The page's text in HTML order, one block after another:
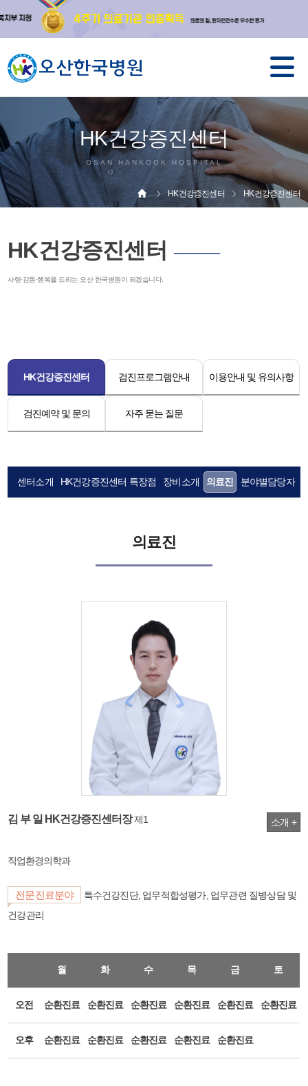
HK건강증진센터
OSAN HANKOOK HOSPITAL
HK건강증진센터 HK건강증진센터
HK건강증진센터 ─────
사랑·감동·행복을 드리는 오산 한국병원이 되겠습니다.
HK건강증진센터 검진프로그램안내 이용안내 및 유의사항
검진예약 및 문의 자주 묻는 질문
센터소개 HK건강증진센터 특장점 장비소개 의료진 분야별담당자
의료진
김 부 일 HK건강증진센터장제1
직업환경의학과
소개 +
전문진료분야
특수건강진단, 업무적합성평가, 업무관련 질병상담 및
건강관리
월 화 수 목 금 토
오전 순환진료 순환진료 순환진료 순환진료 순환진료 순환진료
오후 순환진료 순환진료 순환진료 순환진료 순환진료